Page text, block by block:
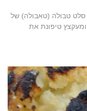
סלט טבולה (טאבולה) של
ומעקצץ טיפונת את